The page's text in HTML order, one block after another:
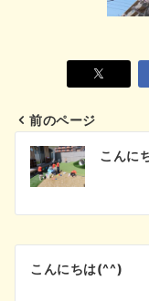
投
稿
ビ
前のページ
こんに
こんにちは(^^)